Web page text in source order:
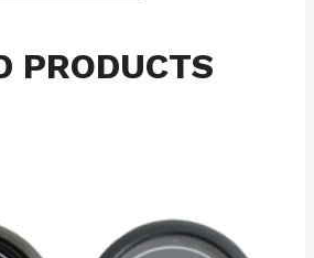
PRODUCTS